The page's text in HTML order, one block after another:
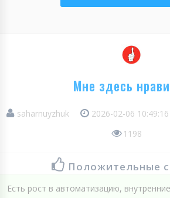
Мне здесь
saharnuyzhuk 2026-02-06 10:49:16
1198
Положительные
Есть рост в автоматизацию,